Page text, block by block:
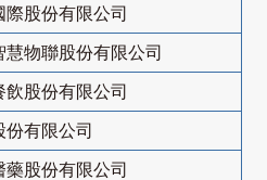
際股份有限公司
慧物聯股份有限公司
飲股份有限公司
份有限公司
藥股份有限公司